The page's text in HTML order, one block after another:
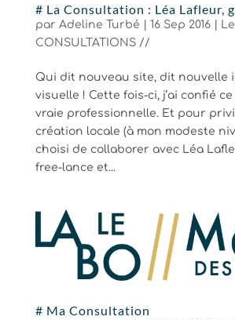
# La Consultation : Léa Lafleur,
par Adeline Turbé | 16 Sep 2016|
CONSULTATIONS //
Qui dit nouveau site, dit nouvelle
visuelle ! Cette fois-ci, j’ai confié
vraie professionnelle. Et pour
création locale (à mon modeste
choisi de collaborer avec Léa
free-lance et...
# Ma Consultation